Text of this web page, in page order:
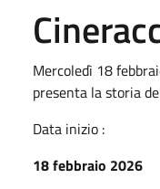
Mercoledì 18
presenta la storia
Data inizio :
18 febbraio 2026